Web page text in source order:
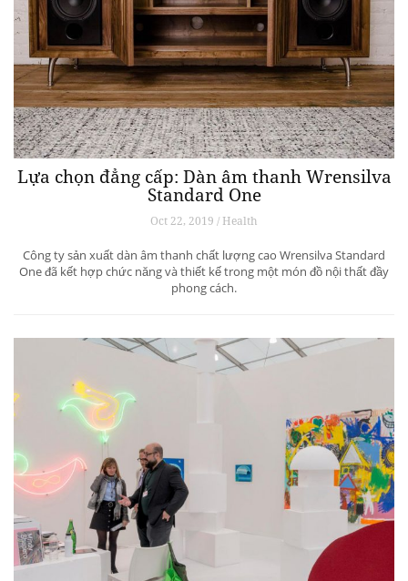
Lựa chọn đẳng cấp: Dàn âm thanh Wrensilva
Standard One
Oct 22, 2019 / Health
Công ty sản xuất dàn âm thanh chất lượng cao Wrensilva Standard
One đã kết hợp chức năng và thiết kế trong một món đồ nội thất đầy
phong cách.